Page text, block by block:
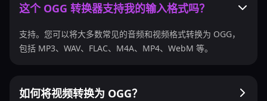
这个 OGG 转换器支持我的输入格式吗？
支持。您可以将大多数常见的音频和视频格式转换为 OGG，
包括 MP3、WAV、FLAC、M4A、MP4、WebM 等。
如何将视频转换为 OGG？